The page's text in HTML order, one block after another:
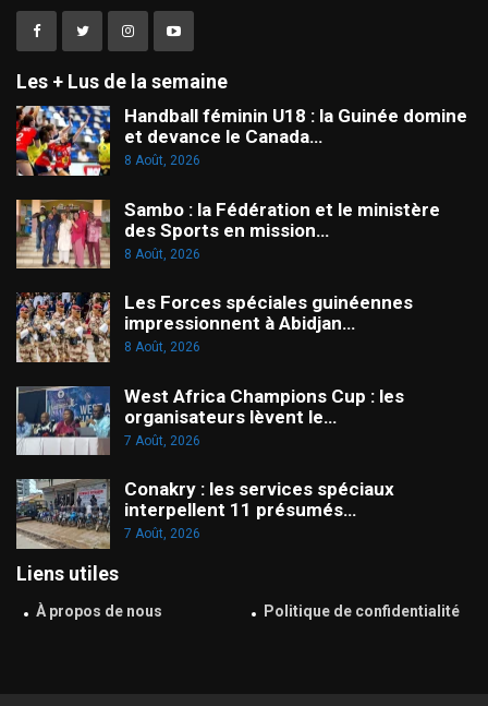
Les + Lus de la semaine
Handball féminin U18 : la Guinée domine
et devance le Canada…
8 Août, 2026
Sambo : la Fédération et le ministère
des Sports en mission…
8 Août, 2026
Les Forces spéciales guinéennes
impressionnent à Abidjan…
8 Août, 2026
West Africa Champions Cup : les
organisateurs lèvent le…
7 Août, 2026
Conakry : les services spéciaux
interpellent 11 présumés…
7 Août, 2026
Liens utiles
À propos de nous Politique de confidentialité